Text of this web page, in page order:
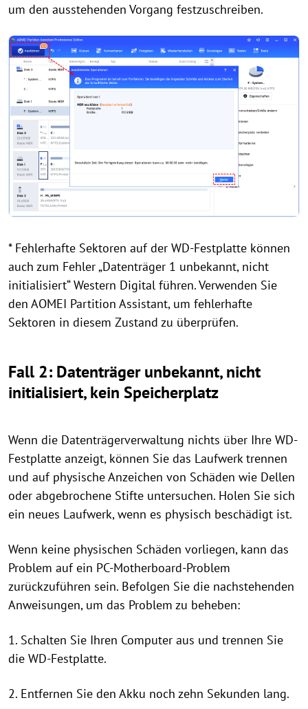
um den ausstehenden Vorgang festzuschreiben.
* Fehlerhafte Sektoren auf der WD-Festplatte können
auch zum Fehler „Datenträger 1 unbekannt, nicht
initialisiert“ Western Digital führen. Verwenden Sie
den AOMEI Partition Assistant, um fehlerhafte
Sektoren in diesem Zustand zu überprüfen.
Fall 2: Datenträger unbekannt, nicht
initialisiert, kein Speicherplatz
Wenn die Datenträgerverwaltung nichts über Ihre WD-
Festplatte anzeigt, können Sie das Laufwerk trennen
und auf physische Anzeichen von Schäden wie Dellen
oder abgebrochene Stifte untersuchen. Holen Sie sich
ein neues Laufwerk, wenn es physisch beschädigt ist.
Wenn keine physischen Schäden vorliegen, kann das
Problem auf ein PC-Motherboard-Problem
zurückzuführen sein. Befolgen Sie die nachstehenden
Anweisungen, um das Problem zu beheben:
1. Schalten Sie Ihren Computer aus und trennen Sie
die WD-Festplatte.
2. Entfernen Sie den Akku noch zehn Sekunden lang.